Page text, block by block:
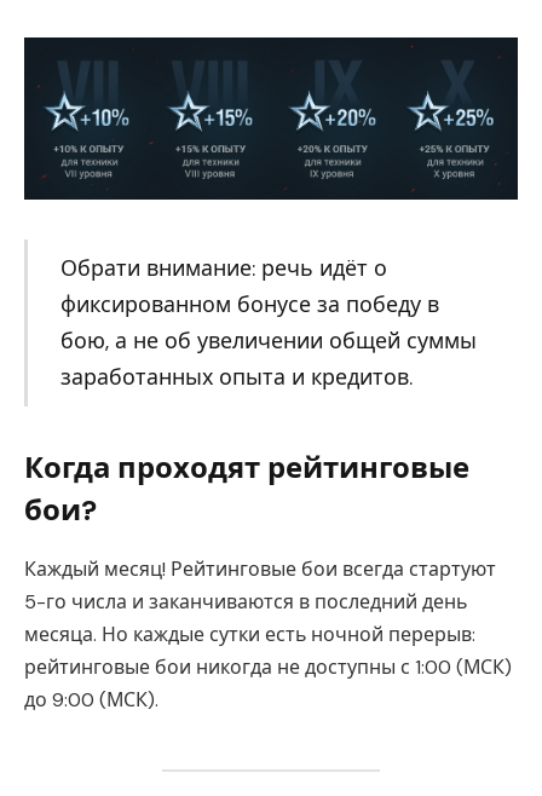
Обрати внимание: речь идёт о
фиксированном бонусе за победу в
бою, а не об увеличении общей суммы
заработанных опыта и кредитов.
Когда проходят рейтинговые
бои?
Каждый месяц! Рейтинговые бои всегда стартуют
5-го числа и заканчиваются в последний день
месяца. Но каждые сутки есть ночной перерыв:
рейтинговые бои никогда не доступны с 1:00 (МСК)
до 9:00 (МСК).